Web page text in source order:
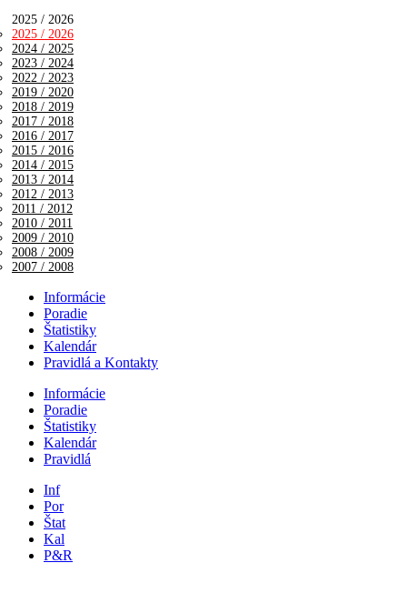
2025 / 2026
2025 / 2026
2024 / 2025
2023 / 2024
2022 / 2023
2019 / 2020
2018 / 2019
2017 / 2018
2016 / 2017
2015 / 2016
2014 / 2015
2013 / 2014
2012 / 2013
2011 / 2012
2010 / 2011
2009 / 2010
2008 / 2009
2007 / 2008
Informácie
Poradie
Štatistiky
Kalendár
Pravidlá a Kontakty
Informácie
Poradie
Štatistiky
Kalendár
Pravidlá
Inf
Por
Štat
Kal
P&R